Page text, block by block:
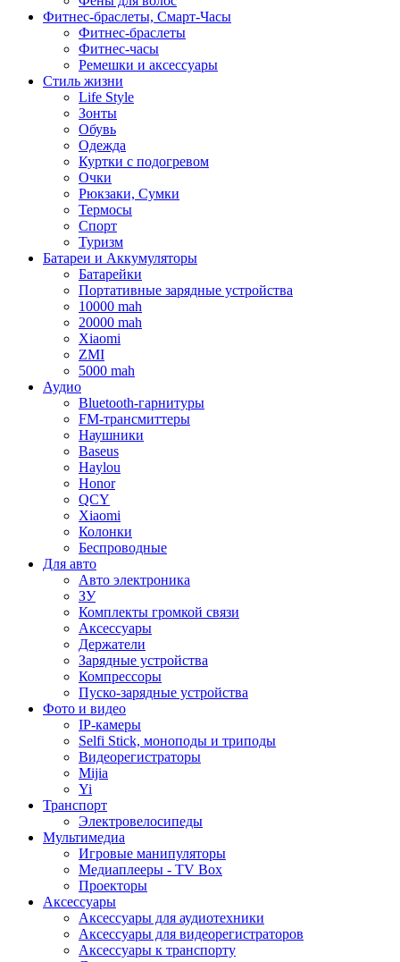
Фитнес-браслеты, Смарт-Часы
Фитнес-браслеты
Фитнес-часы
Ремешки и аксессуары
Стиль жизни
Life Style
Зонты
Обувь
Одежда
Куртки с подогревом
Очки
Рюкзаки, Сумки
Термосы
Спорт
Туризм
Батареи и Аккумуляторы
Батарейки
Портативные зарядные устройства
10000 mah
20000 mah
Xiaomi
ZMI
5000 mah
Аудио
Bluetooth-гарнитуры
FM-трансмиттеры
Наушники
Baseus
Haylou
Honor
QCY
Xiaomi
Колонки
Беспроводные
Для авто
Авто электроника
ЗУ
Комплекты громкой связи
Аксессуары
Держатели
Зарядные устройства
Компрессоры
Пуско-зарядные устройства
Фото и видео
IP-камеры
Selfi Stick, моноподы и триподы
Видеорегистраторы
Mijia
Yi
Транспорт
Электровелосипеды
Мультимедиа
Игровые манипуляторы
Медиаплееры - TV Box
Проекторы
Аксессуары
Аксессуары для аудиотехники
Аксессуары для видеорегистраторов
Аксессуары к транспорту